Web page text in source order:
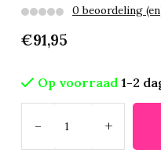
0 beoordeling
€91,95
Op voorraad 1-2
- +